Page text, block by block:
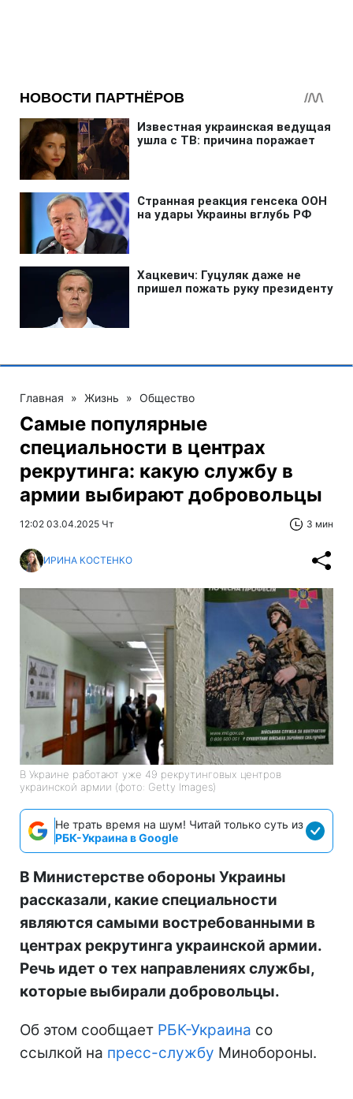
Главная » Жизнь » Общество
Самые популярные
специальности в центрах
рекрутинга: какую службу в
армии выбирают добровольцы
12:02 03.04.2025 Чт 3 мин
ИРИНА КОСТЕНКО
В Украине работают уже 49 рекрутинговых центров
украинской армии (фото: Getty Images)
Не трать время на шум! Читай только суть из
РБК-Украина в Google
В Министерстве обороны Украины
рассказали, какие специальности
являются самыми востребованными в
центрах рекрутинга украинской армии.
Речь идет о тех направлениях службы,
которые выбирали добровольцы.
Об этом сообщает РБК-Украина со
ссылкой на пресс-службу Минобороны.